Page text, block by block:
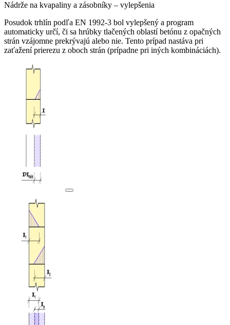
Nádrže na kvapaliny a zásobníky – vylepšenia
Posudok trhlín podľa EN 1992-3 bol vylepšený a program
automaticky určí, či sa hrúbky tlačených oblastí betónu z opačných
strán vzájomne prekrývajú alebo nie. Tento prípad nastáva pri
zaťažení prierezu z oboch strán (prípadne pri iných kombináciách).